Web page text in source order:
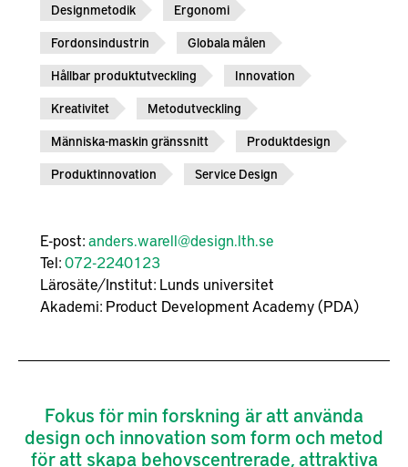
Designmetodik
Ergonomi
Fordonsindustrin
Globala målen
Hållbar produktutveckling
Innovation
Kreativitet
Metodutveckling
Människa-maskin gränssnitt
Produktdesign
Produktinnovation
Service Design
E-post:anders.warell@design.lth.se
Tel:072-2240123
Lärosäte/Institut: Lunds universitet
Akademi: Product Development Academy (PDA)
Fokus för min forskning är att använda
design och innovation som form och metod
för att skapa behovscentrerade, attraktiva